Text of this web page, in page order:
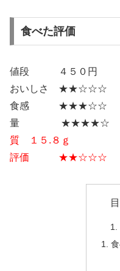
食べた評価
値段 ４５０円
おいしさ ★★☆☆☆
食感 ★★★☆☆
量 ★★★★☆
質 １５.８ｇ
評価 ★★☆☆☆